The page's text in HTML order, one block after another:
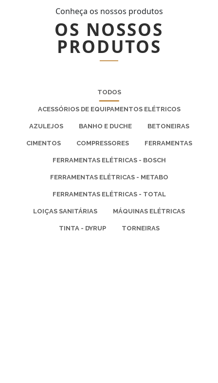
Conheça os nossos produtos
OS NOSSOS
PRODUTOS
TODOS
ACESSÓRIOS DE EQUIPAMENTOS ELÉTRICOS
AZULEJOS BANHO E DUCHE BETONEIRAS
CIMENTOS COMPRESSORES FERRAMENTAS
FERRAMENTAS ELÉTRICAS - BOSCH
FERRAMENTAS ELÉTRICAS - METABO
FERRAMENTAS ELÉTRICAS - TOTAL
LOIÇAS SANITÁRIAS MÁQUINAS ELÉTRICAS
TINTA - DYRUP TORNEIRAS